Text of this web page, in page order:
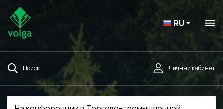
RU
Поиск Личный кабинет